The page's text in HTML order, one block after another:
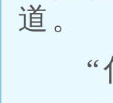
道。
“